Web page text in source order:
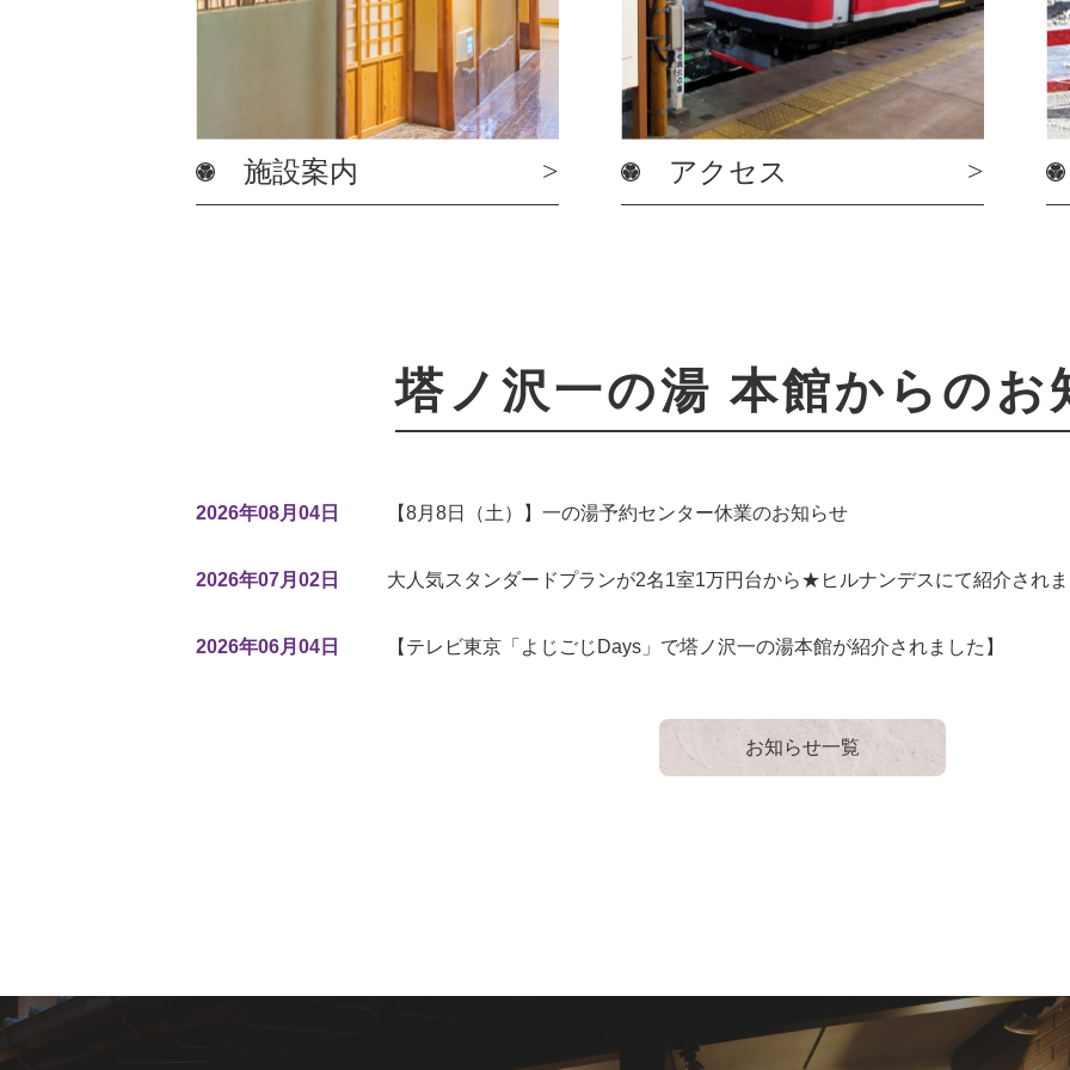
施設案内 アクセス
塔ノ沢一の湯 本館からのお
2026年08月04日 【8月8日（土）】一の湯予約センター休業のお知らせ
2026年07月02日 大人気スタンダードプランが2名1室1万円台から★ヒルナンデスにて紹介され
2026年06月04日 【テレビ東京「よじごじDays」で塔ノ沢一の湯本館が紹介されました】
お知らせ一覧